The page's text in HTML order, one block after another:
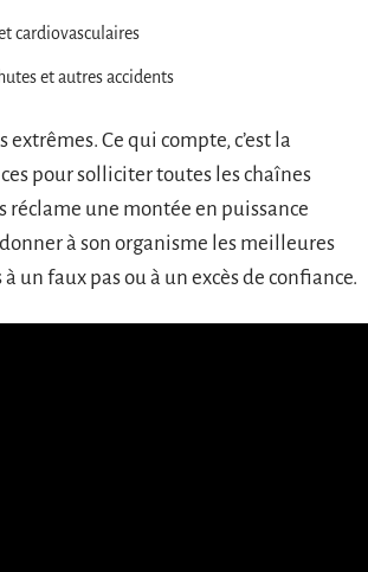
cardiovasculaires
et autres accidents
Ce qui compte, c’est la
pour solliciter toutes les chaînes
réclame une montée en puissance
à son organisme les meilleures
un faux pas ou à un excès de confiance.